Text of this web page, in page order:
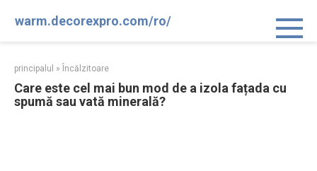
warm.decorexpro.com/ro/
principalul » Încălzitoare
Care este cel mai bun mod de a izola fațada cu
spumă sau vată minerală?